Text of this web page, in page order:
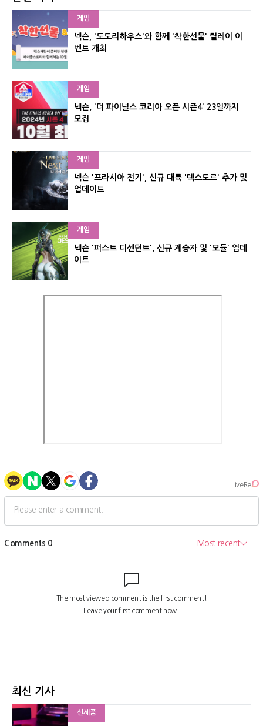
게임
넥슨, '도토리하우스'와 함께 '착한선물' 릴레이 이
벤트 개최
게임
넥슨, '더 파이널스 코리아 오픈 시즌4' 23일까지
모집
게임
넥슨 '프라시아 전기', 신규 대륙 '텍스토르' 추가 및
업데이트
게임
넥슨 '퍼스트 디센던트', 신규 계승자 및 '모듈' 업데
이트
최신 기사
신제품